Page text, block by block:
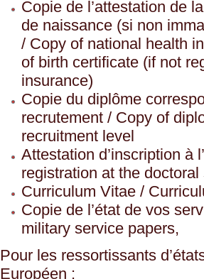
Copie de l’attestation de
de naissance (si non
/ Copy of national health
of birth certificate (if not
insurance)
Copie du diplôme
recrutement / Copy of
recruitment level
Attestation d’inscription à
registration at the doctoral
Curriculum Vitae /
Copie de l’état de vos
military service papers,
Pour les ressortissants
Européen :